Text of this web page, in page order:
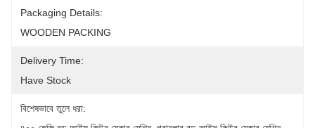
Packaging Details:
WOODEN PACKING
Delivery Time:
Have Stock
বিশেষভাবে তুলে ধরা: